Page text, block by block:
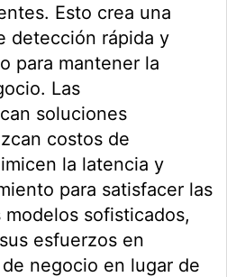
Esto crea una
detección rápida y
para mantener la
Las
soluciones
costos de
la latencia y
para satisfacer las
sofisticados,
esfuerzos en
negocio en lugar de